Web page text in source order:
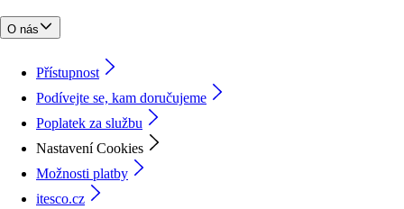
O nás
Přístupnost
Podívejte se, kam doručujeme
Poplatek za službu
Nastavení Cookies
Možnosti platby
itesco.cz